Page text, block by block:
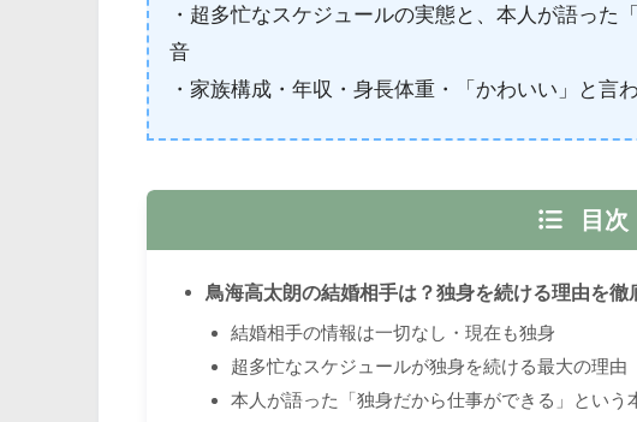
・超多忙なスケジュールの実態と、本人が語った
音
・家族構成・年収・身長体重・「かわいい」と言
目次
鳥海高太朗の結婚相手は？独身を続ける理由を徹
結婚相手の情報は一切なし・現在も独身
超多忙なスケジュールが独身を続ける最大の理由
本人が語った「独身だから仕事ができる」という